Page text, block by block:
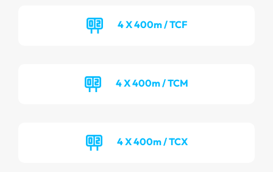
4 X 400m / TCF
4 X 400m / TCM
4 X 400m / TCX